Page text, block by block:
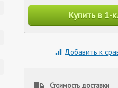
Купить в 1-
Добавить к
Стоимость доставки